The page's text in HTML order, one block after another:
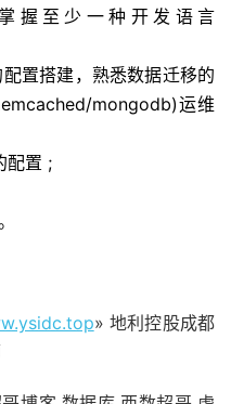
握至少一种开发语言
置搭建，熟悉数据迁移的
mongodb)运维
配置 ;
» 地利控股成都